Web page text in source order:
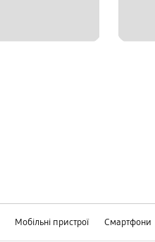
Мобільні пристрої Смартфони